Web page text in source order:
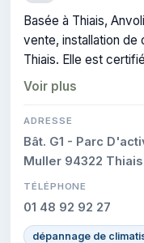
Basée à Thiais,
vente, installation de
Thiais. Elle est
sur les interventions
Voir plus
ADRESSE
Bât. G1 - Parc
Muller 94322 Thiais
TÉLÉPHONE
01 48 92 92 27
dépannage de